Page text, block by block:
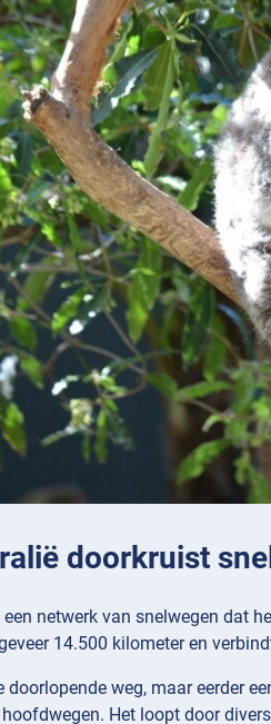
doorkruist
netwerk van snelwegen dat
14.500 kilometer en
doorlopende weg, maar eerder
Het loopt door